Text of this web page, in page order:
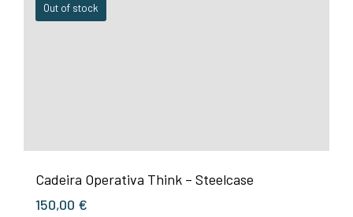
Out of stock
Cadeira Operativa Think – Steelcase
150,00 €